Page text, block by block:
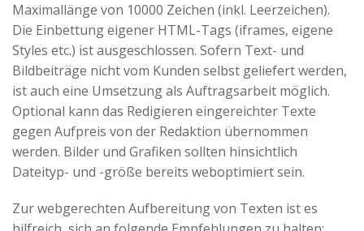
Maximallänge von 10000 Zeichen (inkl. Leerzeichen).
Die Einbettung eigener HTML-Tags (iframes, eigene
Styles etc.) ist ausgeschlossen. Sofern Text- und
Bildbeiträge nicht vom Kunden selbst geliefert werden,
ist auch eine Umsetzung als Auftragsarbeit möglich.
Optional kann das Redigieren eingereichter Texte
gegen Aufpreis von der Redaktion übernommen
werden. Bilder und Grafiken sollten hinsichtlich
Dateityp- und -größe bereits weboptimiert sein.
Zur webgerechten Aufbereitung von Texten ist es